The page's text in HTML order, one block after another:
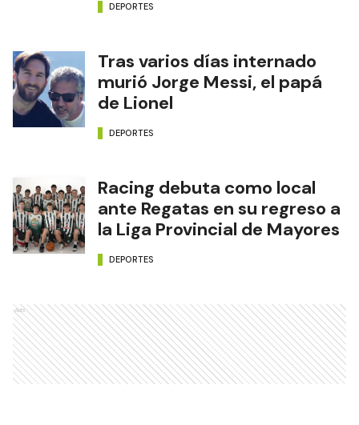
DEPORTES
Tras varios días internado
murió Jorge Messi, el papá
de Lionel
DEPORTES
Racing debuta como local
ante Regatas en su regreso a
la Liga Provincial de Mayores
DEPORTES
Ads